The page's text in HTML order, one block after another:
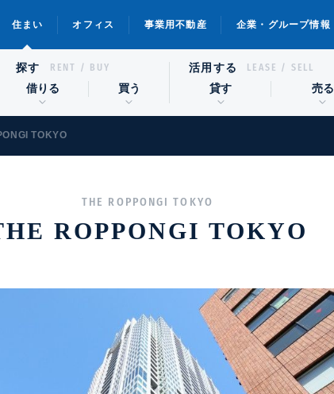
住まい オフィス 事業用不動産 企業・グループ情報
探す RENT / BUY
借りる 買う
活用する LEASE / SELL
貸す 売る
TOKYO
THE ROPPONGI TOKYO
ROPPONGI TOKYO